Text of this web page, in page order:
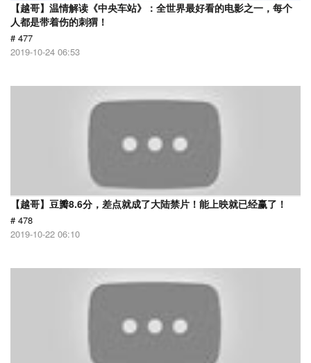
【越哥】温情解读《中央车站》：全世界最好看的电影之一，每个
人都是带着伤的刺猬！
# 477
2019-10-24 06:53
【越哥】豆瓣8.6分，差点就成了大陆禁片！能上映就已经赢了！
# 478
2019-10-22 06:10